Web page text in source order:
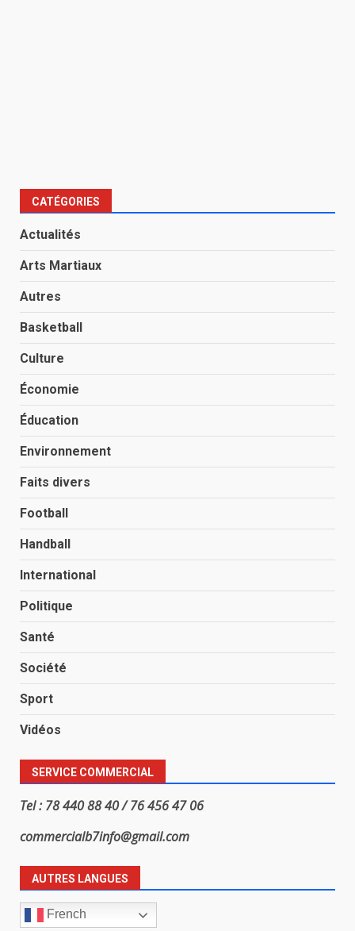
CATÉGORIES
Actualités
Arts Martiaux
Autres
Basketball
Culture
Économie
Éducation
Environnement
Faits divers
Football
Handball
International
Politique
Santé
Société
Sport
Vidéos
SERVICE COMMERCIAL
Tel : 78 440 88 40 / 76 456 47 06
commercialb7info@gmail.com
AUTRES LANGUES
French